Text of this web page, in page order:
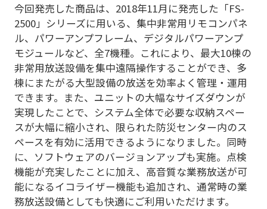
今回発売した商品は、2018年11月に発売した「FS-
2500」シリーズに用いる、集中非常用リモコンパネ
ル、パワーアンプフレーム、デジタルパワーアンプ
モジュールなど、全7機種。これにより、最大10棟の
非常用放送設備を集中遠隔操作することができ、多
棟にまたがる大型設備の放送を効率よく管理・運用
できます。また、ユニットの大幅なサイズダウンが
実現したことで、システム全体で必要な収納スペー
スが大幅に縮小され、限られた防災センター内のス
ペースを有効に活用できるようになりました。同時
に、ソフトウェアのバージョンアップも実施。点検
機能が充実したことに加え、高音質な業務放送が可
能になるイコライザー機能も追加され、通常時の業
務放送設備としても快適にご利用いただけます。